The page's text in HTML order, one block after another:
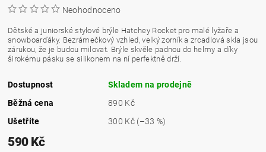
Neohodnoceno
Dětské a juniorské stylové brýle Hatchey Rocket pro malé lyžaře a
snowboarďáky. Bezrámečkový vzhled, velký zorník a zrcadlová skla jsou
zárukou, že je budou milovat. Brýle skvěle padnou do helmy a díky
širokému pásku se silikonem na ní perfektně drží.
Dostupnost
Skladem na prodejně
Běžná cena
890 Kč
Ušetříte
300 Kč (–33 %)
590 Kč